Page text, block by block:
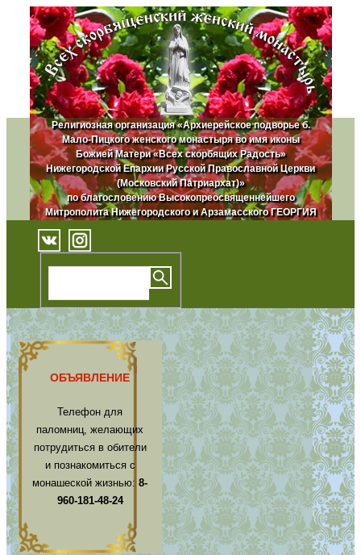
Религиозная организация «Архиерейское подворье б.
Мало-Пицкого женского монастыря во имя иконы
Божией Матери «Всех скорбящих Радость»
Нижегородской Епархии Русской Православной Церкви
(Московский Патриархат)»
по благословению Высокопреосвященнейшего
Митрополита Нижегородского и Арзамасского ГЕОРГИЯ
ОБЪЯВЛЕНИЕ
Телефон для
паломниц, желающих
потрудиться в обители
и познакомиться с
монашеской жизнью:8-
960-181-48-24